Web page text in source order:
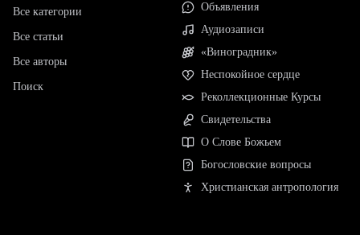
Все категории
Все статьи
Все авторы
Поиск
Объявления
Аудиозаписи
«Виноградник»
Неспокойное сердце
Реколлекционные Курсы
Свидетельства
О Слове Божьем
Богословские вопросы
Христианская антропология